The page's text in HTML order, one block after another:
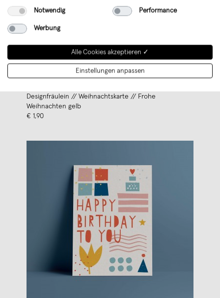
Designfräulein // Weihnachtskarte // Frohe
Weihnachten gelb
€ 1,90
Notwendig Performance
Werbung
Alle Cookies akzeptieren ✓
Einstellungen anpassen